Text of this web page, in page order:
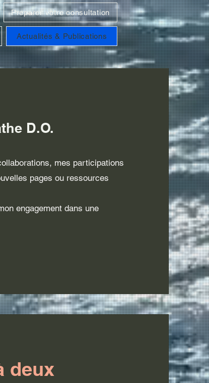
Preparer votre consultation
Actualités & Publications
D.O.
mes participations
pages ou ressources
engagement dans une
deux